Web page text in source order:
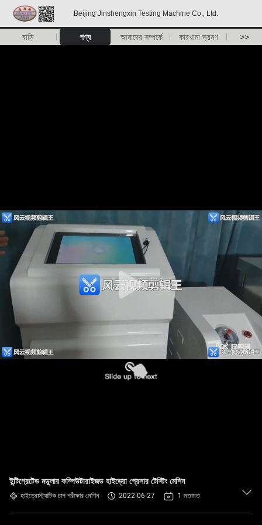
Beijing Jinshengxin Testing Machine Co., Ltd.
বাড়ি পণ্য আমাদের সম্পর্কে কারখানা ভ্রমণ >>
ইন্টিগ্রেটেড মডুলার কম্পিউটারাইজড হাইড্রো প্রেসার টেস্টিং মেশিন
হাইড্রোস্ট্যাটিক চাপ পরীক্ষার মেশিন 2022-06-27 1 মতামত